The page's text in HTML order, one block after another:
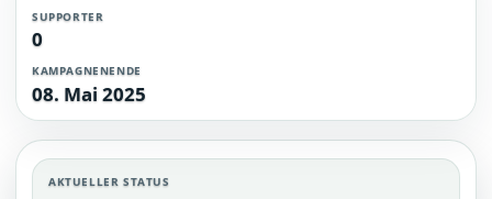
SUPPORTER
0
KAMPAGNENENDE
08. Mai 2025
AKTUELLER STATUS